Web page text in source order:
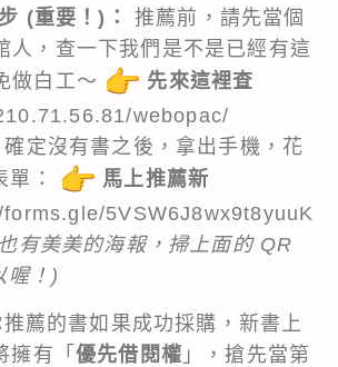
(重要！)：
推薦前，請先當個
人，查一下我們是不是已經有這
做白工～
先來這裡查
webopac/
確定沒有書之後，拿出手機，花
單：
馬上推薦新
5VSW6J8wx9t8yuuK
有美美的海報，掃上面的 QR
喔！)
薦的書如果成功採購，新書上
擁有「 優先借閱權 」，搶先當第